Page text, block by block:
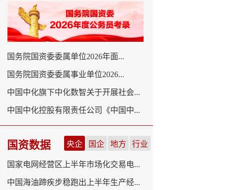
国务院国资委委属单位2026年面...
国务院国资委委属事业单位2026...
中国中化旗下中化数智关于开展社会...
中国中化控股有限责任公司《中国中...
国资数据 央企 国企 地方 行业
国家电网经营区上半年市场化交易电...
中国海油蹄疾步稳跑出上半年生产经...